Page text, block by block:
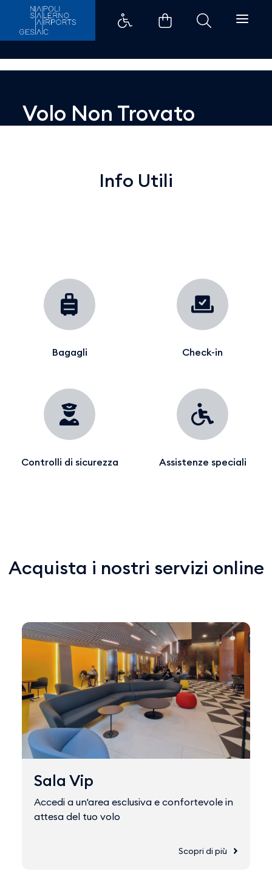
Dettaglio - Aeroporti di Napoli
Volo Non Trovato
Info Utili
Bagagli Check-in
Controlli di sicurezza Assistenze speciali
Acquista i nostri servizi online
Sala Vip
Accedi a un'area esclusiva e confortevole in
attesa del tuo volo
Scopri di più